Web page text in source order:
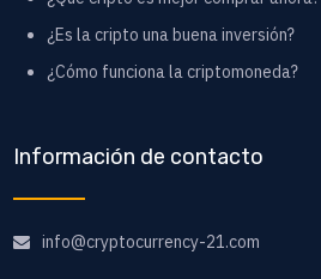
¿Es la cripto una buena inversión?
¿Cómo funciona la criptomoneda?
Información de contacto
info@cryptocurrency-21.com